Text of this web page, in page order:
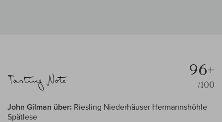
96+
/100
John Gilman über: Riesling Niederhäuser Hermannshöhle
Spätlese